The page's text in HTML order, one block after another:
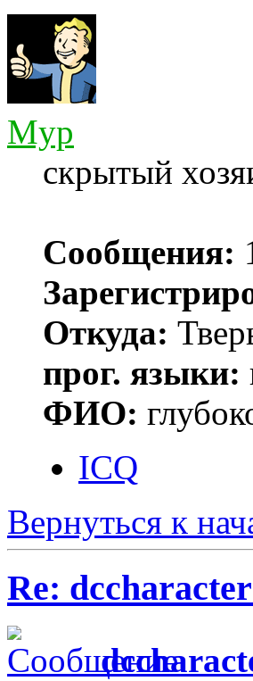
Myp
скрытый
Сообщения:
Откуда:
прог. языки:
ФИО:
ICQ
Вернуться к
Re: